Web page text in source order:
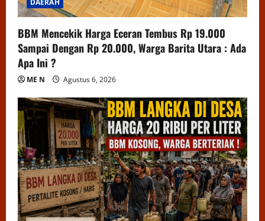
BBM Mencekik Harga Eceran Tembus Rp 19.000
Sampai Dengan Rp 20.000, Warga Barita Utara : Ada
Apa Ini ?
ME N Agustus 6, 2026